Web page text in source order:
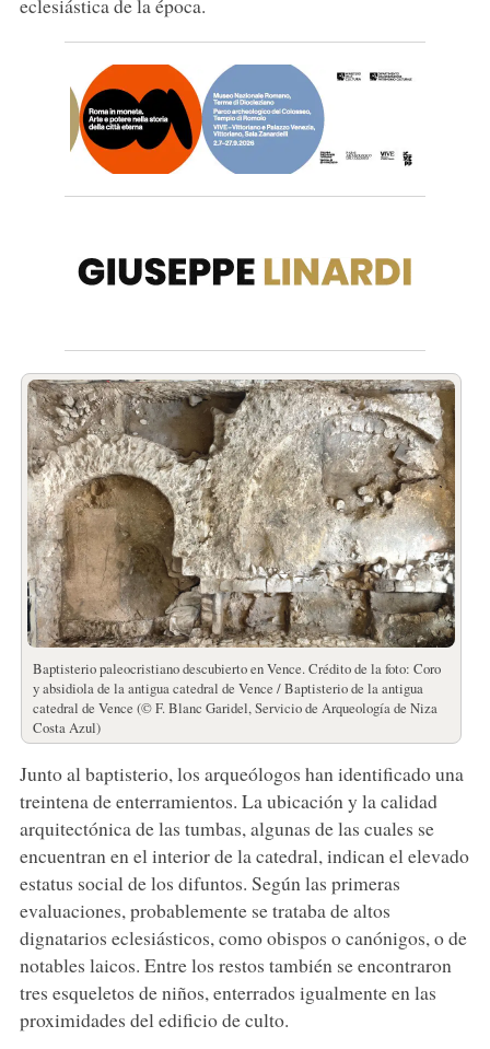
Baptisterio paleocristiano descubierto en Vence. Crédito de la foto: Coro
y absidiola de la antigua catedral de Vence / Baptisterio de la antigua
catedral de Vence (© F. Blanc Garidel, Servicio de Arqueología de Niza
Costa Azul)
Junto al baptisterio, los arqueólogos han identificado una
treintena de enterramientos. La ubicación y la calidad
arquitectónica de las tumbas, algunas de las cuales se
encuentran en el interior de la catedral, indican el elevado
estatus social de los difuntos. Según las primeras
evaluaciones, probablemente se trataba de altos
dignatarios eclesiásticos, como obispos o canónigos, o de
notables laicos. Entre los restos también se encontraron
tres esqueletos de niños, enterrados igualmente en las
proximidades del edificio de culto.